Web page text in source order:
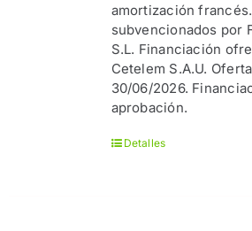
amortización
subvencionados por
S.L. Financiación
Cetelem S.A.U.
30/06/2026.
aprobación.
Detalles